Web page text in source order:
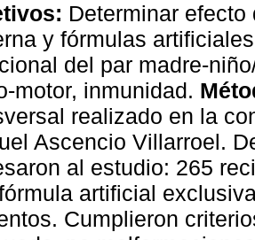
Determinar efecto
y fórmulas
del par madre-
motor, inmunidad.
realizado en la
Ascencio Villarroel.
al estudio: 265
artificial
Cumplieron